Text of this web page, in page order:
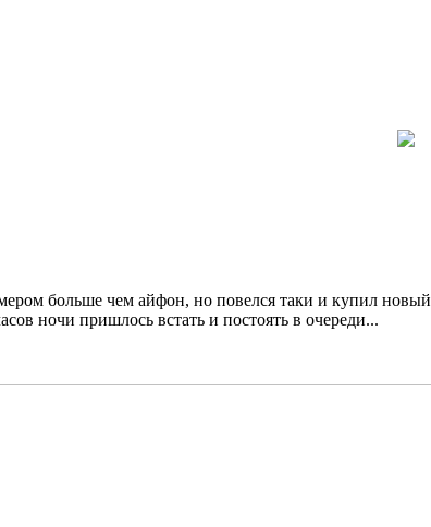
больше чем айфон, но повелся таки и купил новый
ночи пришлось встать и постоять в очереди...